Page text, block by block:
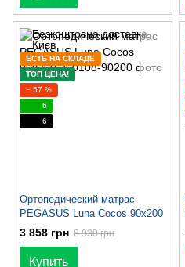
ЕСТЬ НА СКЛАДЕ
ТОП ЦЕНА!
− 57 %
6
6
Ортопедический матрас
PEGASUS Luna Cocos 90x200
3 858 грн 8 930 грн
Купить